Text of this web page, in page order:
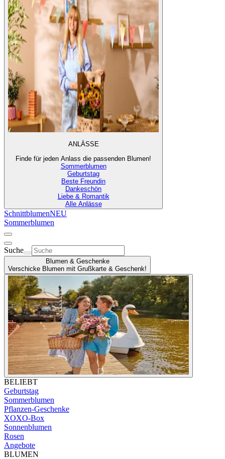
ANLÄSSE
Finde für jeden Anlass die passenden Blumen!
Sommerblumen
Geburtstag
Beste Freundin
Dankeschön
Liebe & Romantik
Alle Anlässe
SchnittblumenNEU
Sommerblumen
Suche
Blumen & Geschenke
Verschicke Blumen mit Grußkarte & Geschenk!
BELIEBT
Geburtstag
Sommerblumen
Pflanzen-Geschenke
XOXO-Box
Sonnenblumen
Rosen
Angebote
BLUMEN